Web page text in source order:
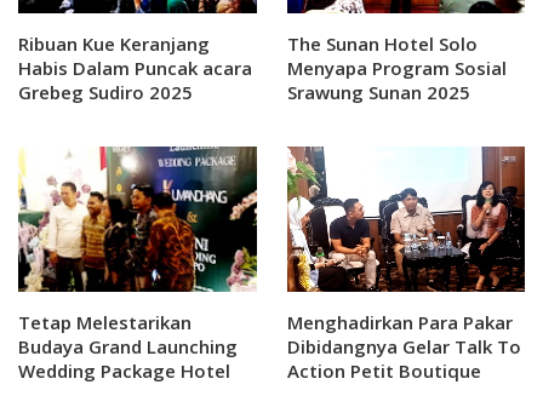
Ribuan Kue Keranjang
Habis Dalam Puncak acara
Grebeg Sudiro 2025
The Sunan Hotel Solo
Menyapa Program Sosial
Srawung Sunan 2025
Tetap Melestarikan
Budaya Grand Launching
Wedding Package Hotel
Menghadirkan Para Pakar
Dibidangnya Gelar Talk To
Action Petit Boutique